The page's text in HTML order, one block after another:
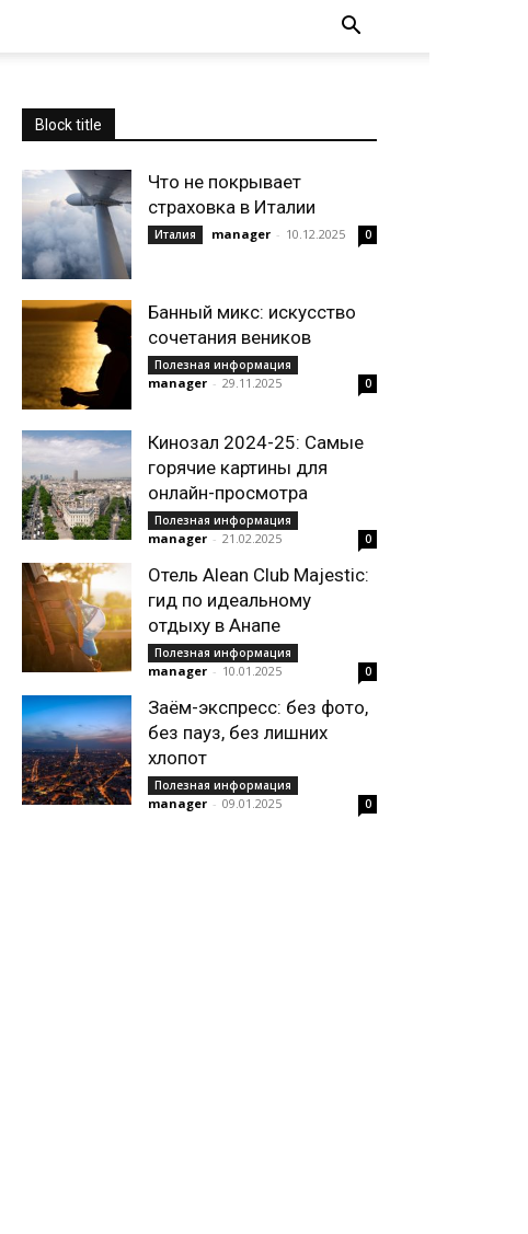
Block title
Что не покрывает
страховка в Италии
Италия manager - 10.12.2025 0
Банный микс: искусство
сочетания веников
Полезная информация
manager - 29.11.2025 0
Кинозал 2024-25: Самые
горячие картины для
онлайн-просмотра
Полезная информация
manager - 21.02.2025 0
Отель Alean Club Majestic:
гид по идеальному
отдыху в Анапе
Полезная информация
manager - 10.01.2025 0
Заём-экспресс: без фото,
без пауз, без лишних
хлопот
Полезная информация
manager - 09.01.2025 0